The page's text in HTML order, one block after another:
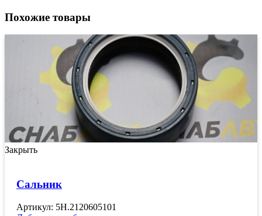
Похожие товары
Закрыть
Сальник
Артикул: 5H.2120605101